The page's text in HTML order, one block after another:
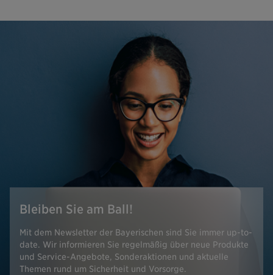
Bleiben Sie am Ball!
Mit dem Newsletter der Bayerischen sind Sie immer up-to-
date. Wir informieren Sie regelmäßig über neue Produkte
und Service-Angebote, Sonderaktionen und aktuelle
Themen rund um Sicherheit und Vorsorge.